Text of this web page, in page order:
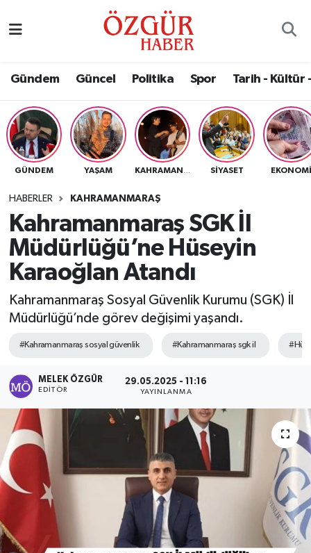
Gündem Güncel Politika Spor Tarih - Kültür
GÜNDEM YAŞAM SIYASET EKONOMI
HABERLER KAHRAMANMARAŞ
Kahramanmaraş SGK İl
Müdürlüğü’ne Hüseyin
Karaoğlan Atandı
Kahramanmaraş Sosyal Güvenlik Kurumu (SGK) İl
Müdürlüğü’nde görev değişimi yaşandı.
#Kahramanmaraş sosyal güvenlik #Kahramanmaraş sgk il
MELEK ÖZGÜR
EDITÖR
29.05.2025 - 11:16
YAYINLANMA
Eğitim
Ekonomi
Güncel
Gündem
Magazin
Politika
Tarih - Kültür - Sanat - Turizm
Yaşam
Nöbetçi Eczaneler
Namaz Vakitleri
Trafik Durumu
Süper Lig Puan Durumu ve Fikstür
Tüm Manşetler
Son Dakika Haberleri
Haber Arşivi